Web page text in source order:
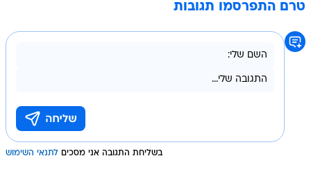
טרם התפרסמו תגובות
בשליחת התגובה אני מסכים לתנאי השימוש